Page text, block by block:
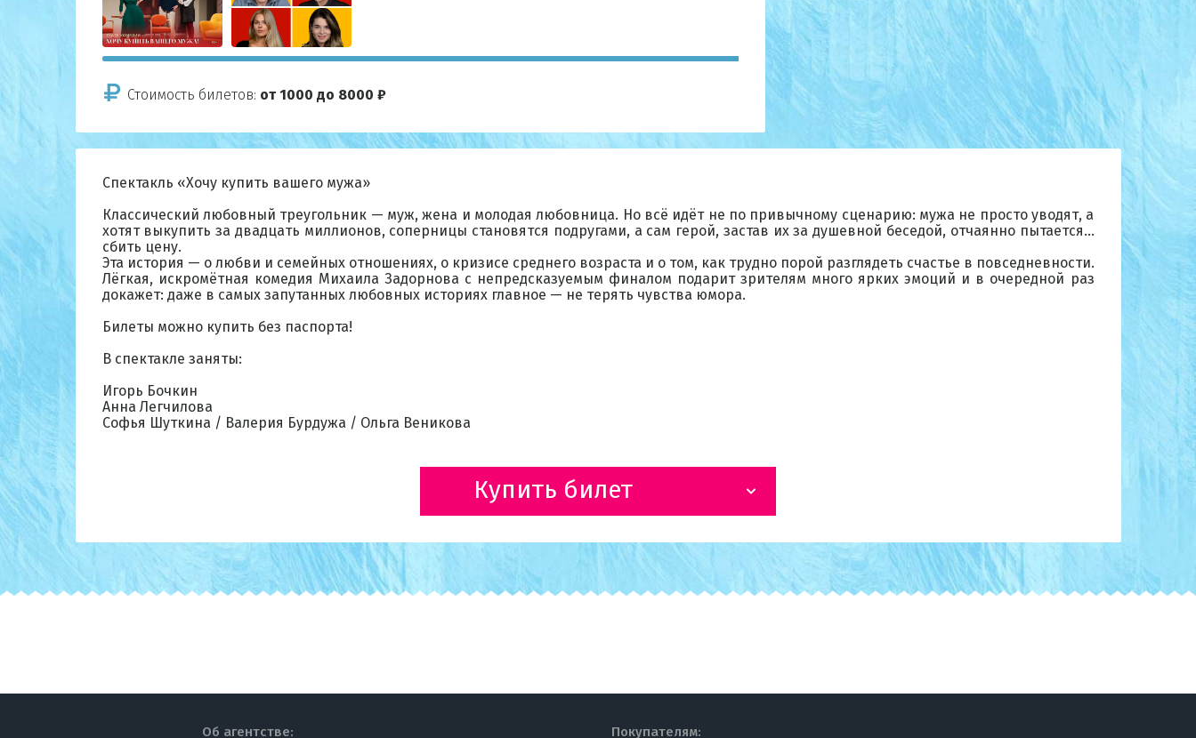
Стоимость билетов: от 1000 до 8000 ₽
Спектакль «Хочу купить вашего мужа»
Классический любовный треугольник — муж, жена и молодая любовница. Но всё идёт не по привычному сценарию: мужа не просто уводят, а
хотят выкупить за двадцать миллионов, соперницы становятся подругами, а сам герой, застав их за душевной беседой, отчаянно пытается…
сбить цену.
Эта история — о любви и семейных отношениях, о кризисе среднего возраста и о том, как трудно порой разглядеть счастье в повседневности.
Лёгкая, искромётная комедия Михаила Задорнова с непредсказуемым финалом подарит зрителям много ярких эмоций и в очередной раз
докажет: даже в самых запутанных любовных историях главное — не терять чувства юмора.
Билеты можно купить без паспорта!
В спектакле заняты:
Игорь Бочкин
Анна Легчилова
Софья Шуткина / Валерия Бурдужа / Ольга Веникова
Купить билет
Об агентстве: Покупателям: